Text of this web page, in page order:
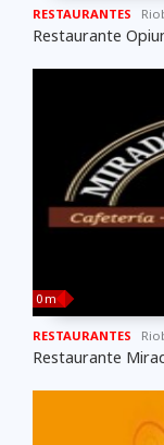
RESTAURANTES
Restaurante
0 m
RESTAURANTES
Restaurante